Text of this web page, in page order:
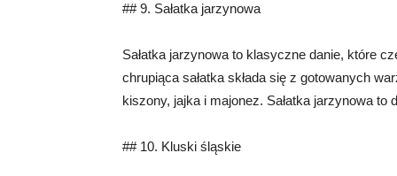
## 9. Sałatka jarzynowa
Sałatka jarzynowa to klasyczne danie, które
chrupiąca sałatka składa się z gotowanych
kiszony, jajka i majonez. Sałatka jarzynowa to
## 10. Kluski śląskie